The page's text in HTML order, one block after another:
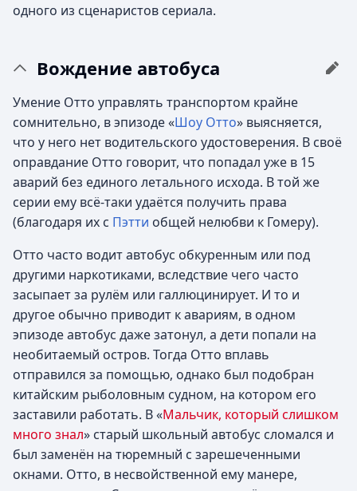
одного из сценаристов сериала.
Вождение автобуса
Умение Отто управлять транспортом крайне
сомнительно, в эпизоде «Шоу Отто» выясняется,
что у него нет водительского удостоверения. В своё
оправдание Отто говорит, что попадал уже в 15
аварий без единого летального исхода. В той же
серии ему всё-таки удаётся получить права
(благодаря их с Пэтти общей нелюбви к Гомеру).
Отто часто водит автобус обкуренным или под
другими наркотиками, вследствие чего часто
засыпает за рулём или галлюцинирует. И то и
другое обычно приводит к авариям, в одном
эпизоде автобус даже затонул, а дети попали на
необитаемый остров. Тогда Отто вплавь
отправился за помощью, однако был подобран
китайским рыболовным судном, на котором его
заставили работать. В «Мальчик, который слишком
много знал» старый школьный автобус сломался и
был заменён на тюремный с зарешеченными
окнами. Отто, в несвойственной ему манере,